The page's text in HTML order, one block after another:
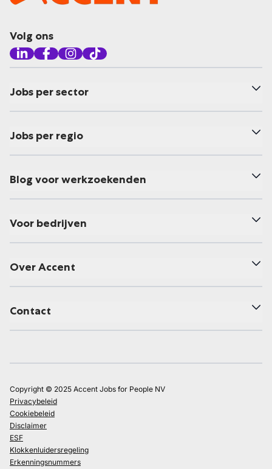
Volg ons
Jobs per sector
Jobs per regio
Blog voor werkzoekenden
Voor bedrijven
Over Accent
Contact
Copyright © 2025 Accent Jobs for People NV
Privacybeleid
Cookiebeleid
Disclaimer
ESF
Klokkenluidersregeling
Erkenningsnummers